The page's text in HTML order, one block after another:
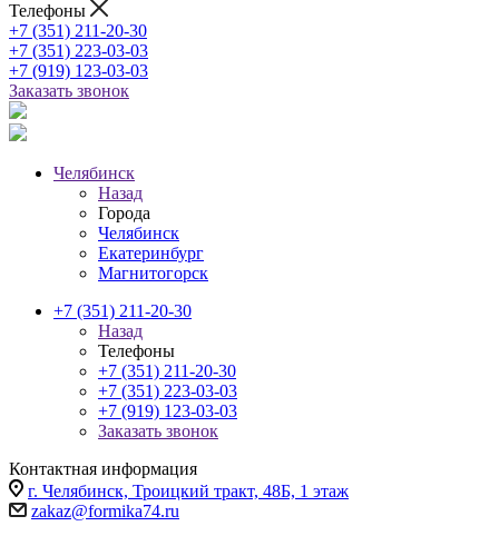
Телефоны
+7 (351) 211-20-30
+7 (351) 223-03-03
+7 (919) 123-03-03
Заказать звонок
Челябинск
Назад
Города
Челябинск
Екатеринбург
Магнитогорск
+7 (351) 211-20-30
Назад
Телефоны
+7 (351) 211-20-30
+7 (351) 223-03-03
+7 (919) 123-03-03
Заказать звонок
Контактная информация
г. Челябинск, Троицкий тракт, 48Б, 1 этаж
zakaz@formika74.ru